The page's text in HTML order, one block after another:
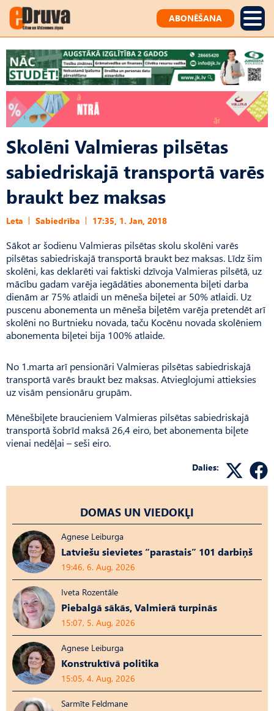
ABONĒŠANA
Skolēni Valmieras pilsētas
sabiedriskajā transportā varēs
braukt bez maksas
Leta Sabiedrība 17:35, 1. Jan, 2018
Sākot ar šodienu Valmieras pilsētas skolu skolēni varēs
pilsētas sabiedriskajā transportā braukt bez maksas. Līdz šim
skolēni, kas deklarēti vai faktiski dzīvoja Valmieras pilsētā, uz
mācību gadam varēja iegādāties abonementa biļeti darba
dienām ar 75% atlaidi un mēneša biļetei ar 50% atlaidi. Uz
puscenu abonementa un mēneša biļetēm varēja pretendēt arī
skolēni no Burtnieku novada, taču Kocēnu novada skolēniem
abonementa biļetei bija 100% atlaide.
No 1.marta arī pensionāri Valmieras pilsētas sabiedriskajā
transportā varēs braukt bez maksas. Atvieglojumi attieksies
uz visām pensionāru grupām.
Mēnešbiļete braucieniem Valmieras pilsētas sabiedriskajā
transportā šobrīd maksā 26,4 eiro, bet abonementa biļete
vienai nedēļai – seši eiro.
Dalies:
DOMAS UN VIEDOKĻI
Agnese Leiburga
Latviešu sievietes “parastais” 101 darbiņš
19:46, 6. Aug, 2026
Iveta Rozentāle
Piebalgā sākās, Valmierā turpinās
15:07, 5. Aug, 2026
Agnese Leiburga
Konstruktīvā politika
15:05, 4. Aug, 2026
Sarmīte Feldmane